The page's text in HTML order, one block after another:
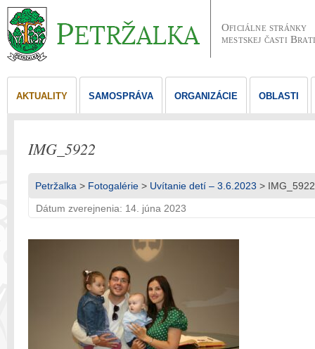
Oficiálne stránky
mestskej časti
AKTUALITY SAMOSPRÁVA ORGANIZÁCIE OBLASTI
IMG_5922
Petržalka > Fotogalérie > Uvítanie detí – 3.6.2023 > IMG_5922
Dátum zverejnenia: 14. júna 2023